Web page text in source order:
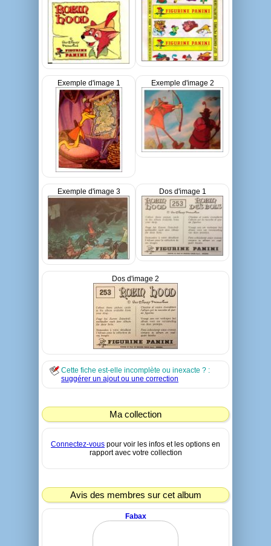
Exemple d'image 1 Exemple d'image 2
Exemple d'image 3 Dos d'image 1
Dos d'image 2
Cette fiche est-elle incomplète ou inexacte ? :
suggérer un ajout ou une correction
Ma collection
Connectez-vous pour voir les infos et les options en
rapport avec votre collection
Avis des membres sur cet album
Fabax